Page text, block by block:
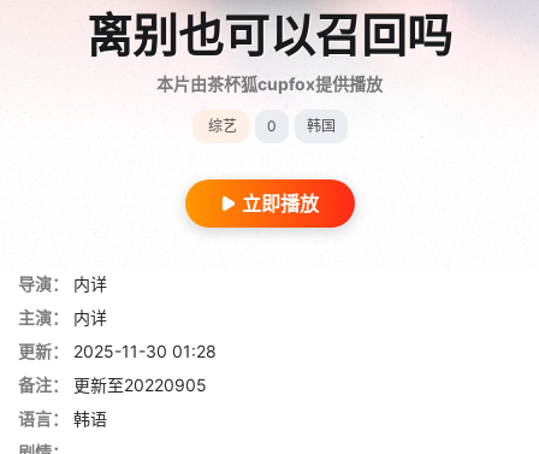
离别也可以召回吗
本片由茶杯狐cupfox提供播放
综艺 0 韩国
立即播放
导演：
内详
主演：
内详
更新：
2025-11-30 01:28
备注：
更新至20220905
语言：
韩语